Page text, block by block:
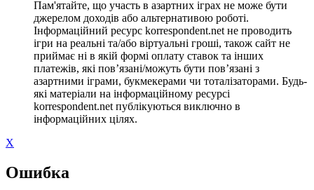
Пам'ятайте, що участь в азартних іграх не може бути
джерелом доходів або альтернативою роботі.
Інформаційний ресурс korrespondent.net не проводить
ігри на реальні та/або віртуальні гроші, також сайт не
приймає ні в якій формі оплату ставок та інших
платежів, які пов’язані/можуть бути пов’язані з
азартними іграми, букмекерами чи тоталізаторами. Будь-
які матеріали на інформаційному ресурсі
korrespondent.net публікуються виключно в
інформаційних цілях.
X
Ошибка